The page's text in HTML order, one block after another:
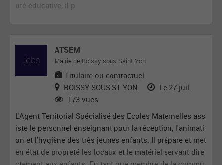
uté éducative, il p
ATSEM
Mairie de Boissy-sous-Saint-Yon
Titulaire ou contractuel
BOISSY SOUS ST YON
Le 27 juil.
173 vues
L'Agent Territorial Spécialisé des Ecoles Maternelles ass
iste le personnel enseignant pour la réception, l'animati
on et l'hygiène des très jeunes enfants. Il prépare et met
en état de propreté les locaux et le matériel servant dire